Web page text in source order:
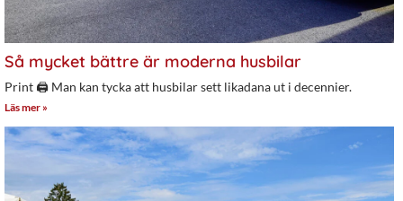
Så mycket bättre är moderna husbilar
Print 🖨 Man kan tycka att husbilar sett likadana ut i decennier.
Läs mer »